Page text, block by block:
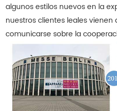
algunos estilos nuevos en la
nuestros clientes leales
comunicarse sobre la